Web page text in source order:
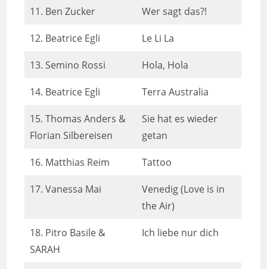
11. Ben Zucker Wer sagt das?!
12. Beatrice Egli Le Li La
13. Semino Rossi Hola, Hola
14. Beatrice Egli Terra Australia
15. Thomas Anders &
Florian Silbereisen
Sie hat es wieder
getan
16. Matthias Reim Tattoo
17. Vanessa Mai
Venedig (Love is in
the Air)
18. Pitro Basile &
SARAH
Ich liebe nur dich